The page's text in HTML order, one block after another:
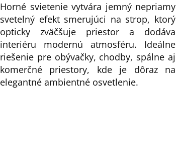
Horné svietenie vytvára jemný nepriamy
svetelný efekt smerujúci na strop, ktorý
opticky zväčšuje priestor a dodáva
interiéru modernú atmosféru. Ideálne
riešenie pre obývačky, chodby, spálne aj
komerčné priestory, kde je dôraz na
elegantné ambientné osvetlenie.